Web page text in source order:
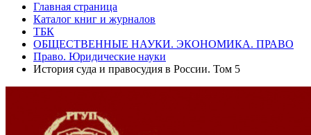
Главная страница
Каталог книг и журналов
ТБК
ОБЩЕСТВЕННЫЕ НАУКИ. ЭКОНОМИКА. ПРАВО
Право. Юридические науки
История суда и правосудия в России. Том 5